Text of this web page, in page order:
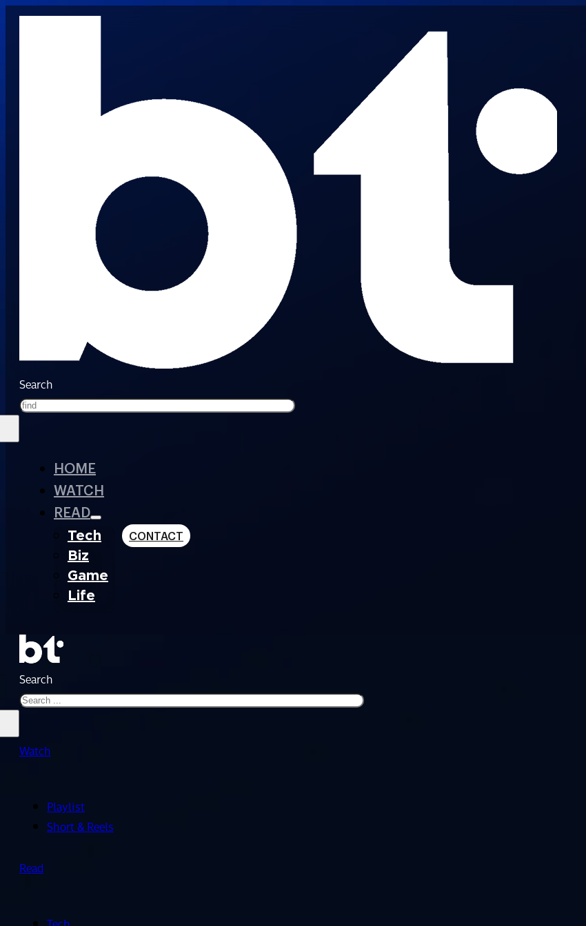
Search
HOME
WATCH
READ
Tech
Biz
Game
Life
CONTACT
Search
Watch
Playlist
Short & Reels
Read